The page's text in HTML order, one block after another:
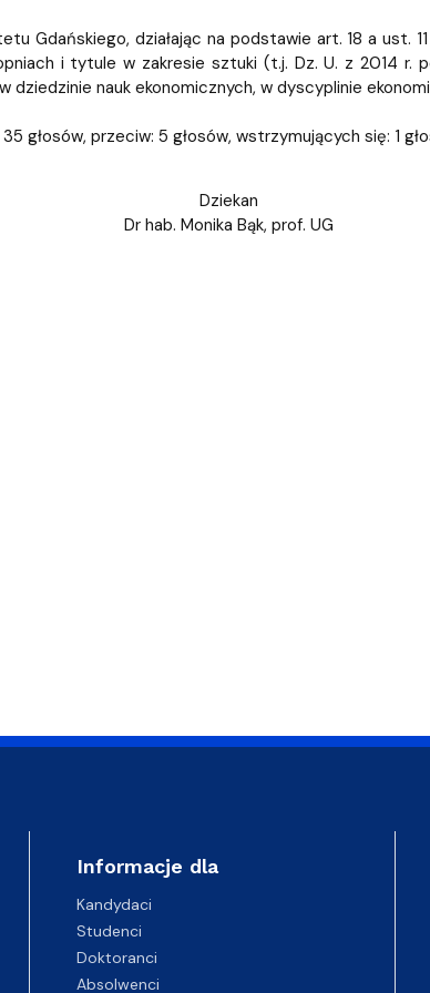
Gdańskiego, działając na podstawie art. 18 a ust.
i tytule w zakresie sztuki (t.j. Dz. U. z 2014 r.
nauk ekonomicznych, w dyscyplinie
głosów, przeciw: 5 głosów, wstrzymujących się: 1
Dziekan
Dr hab. Monika Bąk, prof. UG
Informacje dla
Kandydaci
Studenci
Doktoranci
Absolwenci